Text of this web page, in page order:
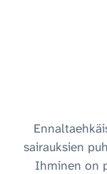
sairauksien
Ihminen on